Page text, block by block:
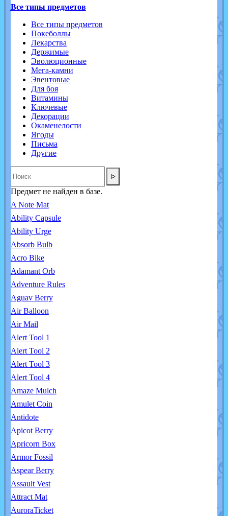
Все типы предметов
Все типы предметов
Покеболлы
Лекарства
Держимые
Эволюционные
Мега-камни
Эвентовые
Для боя
Витамины
Ключевые
Декорации
Окаменелости
Ягоды
Письма
Другие
ᐅ
Предмет не найден в базе.
A Note Mat
Ability Capsule
Ability Urge
Absorb Bulb
Acro Bike
Adamant Orb
Adventure Rules
Aguav Berry
Air Balloon
Air Mail
Alert Tool 1
Alert Tool 2
Alert Tool 3
Alert Tool 4
Amaze Mulch
Amulet Coin
Antidote
Apicot Berry
Apricorn Box
Armor Fossil
Aspear Berry
Assault Vest
Attract Mat
AuroraTicket